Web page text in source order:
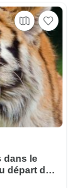
dans le
départ de